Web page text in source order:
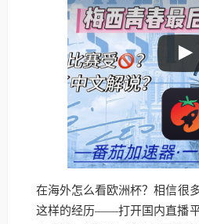
在海外怎么看欧洲杯？相信很
这样的经历——打开国内直播